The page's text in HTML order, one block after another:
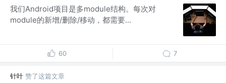
我们Android项目是多module结构。每次对
module的新增/删除/移动，都需要...
60 7
针叶 赞了这篇文章